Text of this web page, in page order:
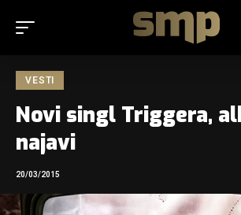
VESTI
Novi singl Triggera,
najavi
20/03/2015